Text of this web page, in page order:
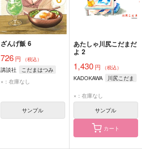
ざんげ飯 6
726 円 （税込）
講談社
こだまはつみ
×：在庫なし
サンプル
あたしゃ川尻こだまだ
よ 2
1,430円 （税込）
KADOKAWA 川尻こだま
×：在庫なし
サンプル
カート